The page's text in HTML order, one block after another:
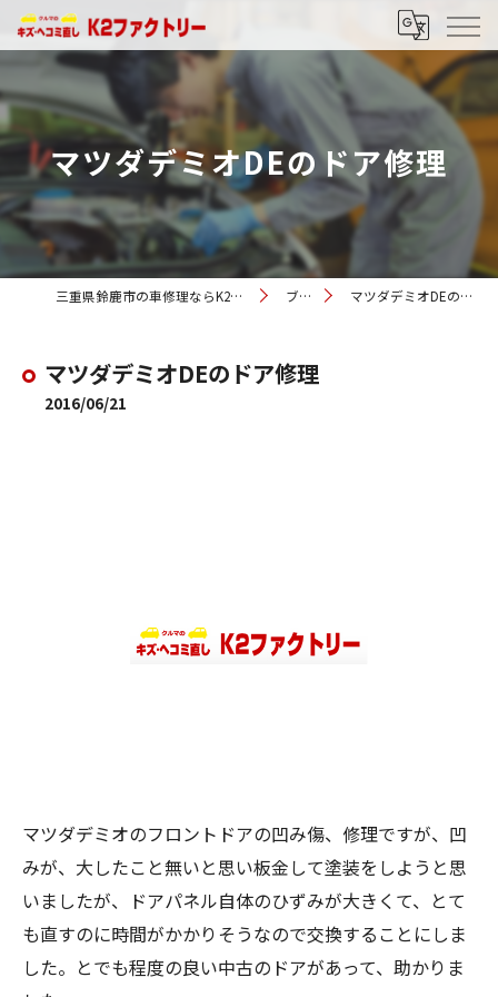
マツダデミオDEのドア修理
三重県鈴鹿市の車修理ならK2ファクトリー ブログ マツダデミオDEのドア修理
マツダデミオDEのドア修理
2016/06/21
マツダデミオのフロントドアの凹み傷、修理ですが、凹
みが、大したこと無いと思い板金して塗装をしようと思
いましたが、ドアパネル自体のひずみが大きくて、とて
も直すのに時間がかかりそうなので交換することにしま
した。とでも程度の良い中古のドアがあって、助かりま